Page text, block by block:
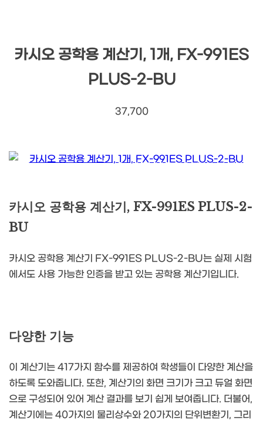
카시오 공학용 계산기, 1개, FX-991ES
PLUS-2-BU
37,700
카시오 공학용 계산기, FX-991ES PLUS-2-
BU
카시오 공학용 계산기 FX-991ES PLUS-2-BU는 실제 시험
에서도 사용 가능한 인증을 받고 있는 공학용 계산기입니다.
다양한 기능
이 계산기는 417가지 함수를 제공하여 학생들이 다양한 계산을
하도록 도와줍니다. 또한, 계산기의 화면 크기가 크고 듀얼 화면
으로 구성되어 있어 계산 결과를 보기 쉽게 보여줍니다. 더불어,
계산기에는 40가지의 물리상수와 20가지의 단위변환기, 그리